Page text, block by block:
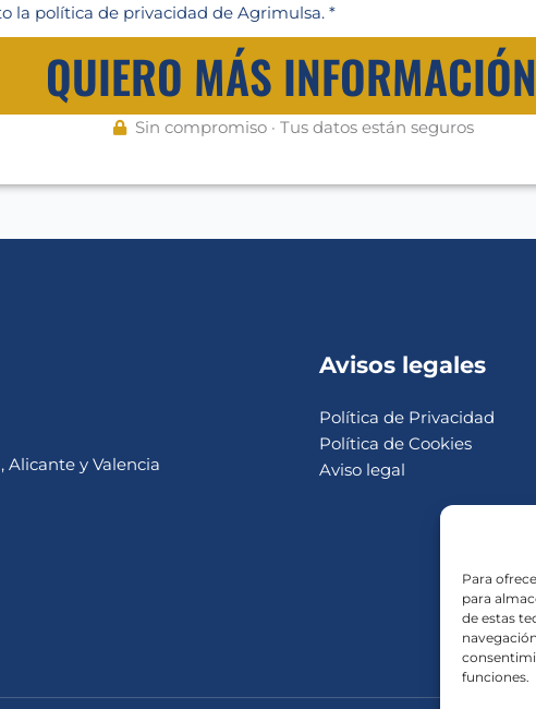
Para
para
de estas
funciones.
la política de privacidad de Agrimulsa. *
QUIERO MÁS
Sin compromiso · Tus datos están seguros
Alicante y Valencia
Avisos legales
Política de Privacidad
Política de Cookies
Aviso legal